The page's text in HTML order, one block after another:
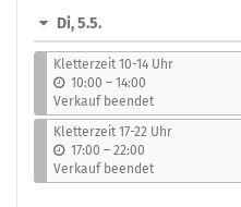
Di, 5.5.
Kletterzeit 10-14 Uhr
10:00 –b
i
s
14:00
Verkauf beendet
Kletterzeit 17-22 Uhr
17:00 –b
i
s
22:00
Verkauf beendet